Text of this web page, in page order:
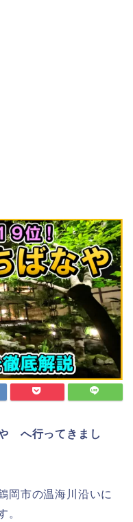
へ行ってきまし
岡市の温海川沿いに
。